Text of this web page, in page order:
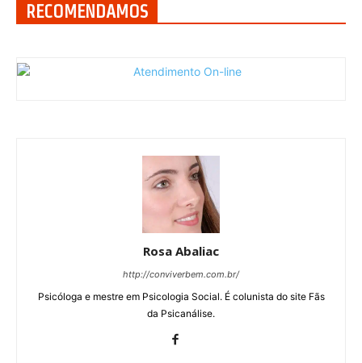
RECOMENDAMOS
Rosa Abaliac
http://conviverbem.com.br/
Psicóloga e mestre em Psicologia Social. É colunista do site Fãs
da Psicanálise.